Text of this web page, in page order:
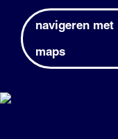
navigeren met
maps